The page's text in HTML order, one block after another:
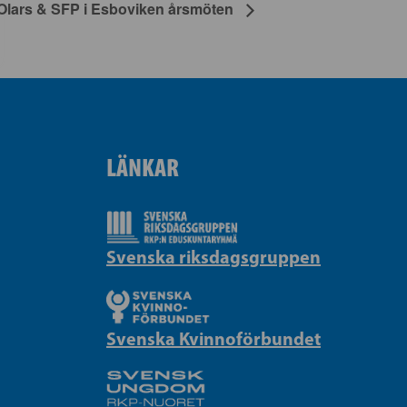
& SFP i Esboviken årsmöten
LÄNKAR
Svenska riksdagsgruppen
Svenska Kvinnoförbundet